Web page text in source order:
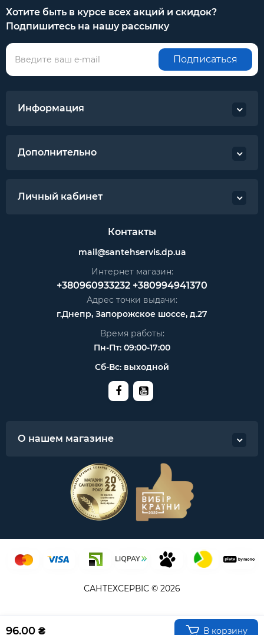
96.00 ₴ В корзину
Хотите быть в курсе всех акций и скидок?
Подпишитесь на нашу рассылку
Подписаться
Информация
Дополнительно
Личный кабинет
Контакты
mail@santehservis.dp.ua
Интернет магазин:
+380960933232 +380994941370
Адрес точки выдачи:
г.Днепр, Запорожское шоссе, д.27
Время работы:
Пн-Пт: 09:00-17:00
Сб-Вс: выходной
О нашем магазине
САНТЕХСЕРВІС © 2026